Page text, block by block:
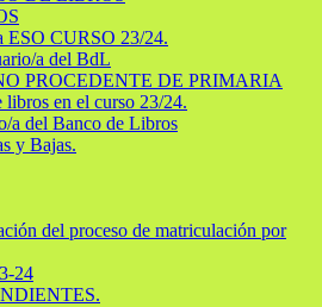
ESO CURSO 23/24.
a del BdL
PROCEDENTE DE PRIMARIA
libros en el curso 23/24.
a del Banco de Libros
y Bajas.
del proceso de matriculación por
24